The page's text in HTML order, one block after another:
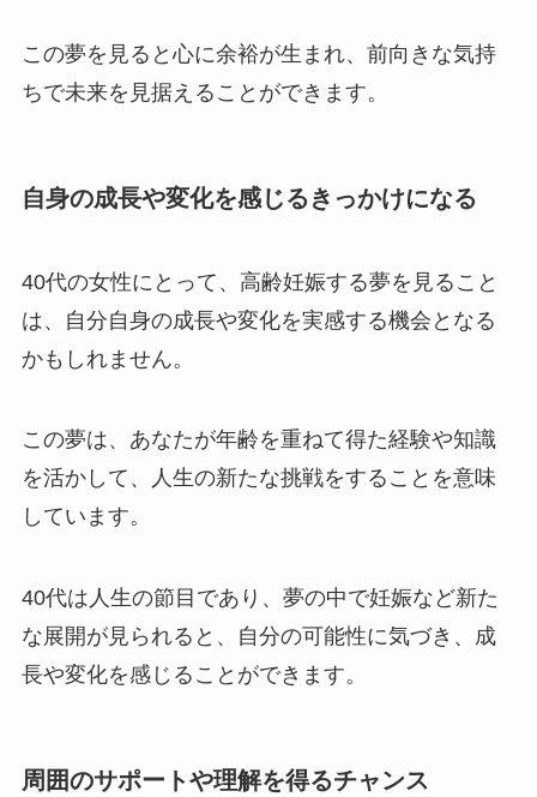
この夢を見ると心に余裕が生まれ、前向きな気持
ちで未来を見据えることができます。
自身の成長や変化を感じるきっかけになる
40代の女性にとって、高齢妊娠する夢を見ること
は、自分自身の成長や変化を実感する機会となる
かもしれません。
この夢は、あなたが年齢を重ねて得た経験や知識
を活かして、人生の新たな挑戦をすることを意味
しています。
40代は人生の節目であり、夢の中で妊娠など新た
な展開が見られると、自分の可能性に気づき、成
長や変化を感じることができます。
周囲のサポートや理解を得るチャンス